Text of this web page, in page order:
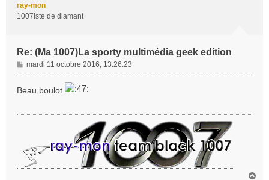
ray-mon
1007iste de diamant
Re: (Ma 1007)La sporty multimédia geek edition
M
e
s
g
mardi 11 octobre 2016, 13:26:23
Beau boulot